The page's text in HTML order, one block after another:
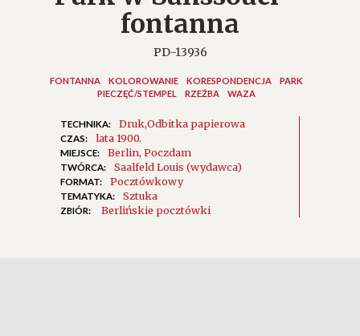
fontanna
PD-13936
FONTANNA KOLOROWANIE KORESPONDENCJA
PARK
PIECZĘĆ/STEMPEL
RZEŹBA WAZA
TECHNIKA: DrukOdbitka papierowa
CZAS: lata 1900.
MIEJSCE: Berlin Poczdam
TWÓRCA: Saalfeld Louis (wydawca)
FORMAT: Pocztówkowy
TEMATYKA: Sztuka
ZBIÓR: Berlińskie pocztówki